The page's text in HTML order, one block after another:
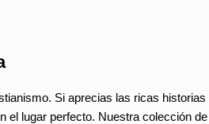
Si aprecias las ricas historias
el lugar perfecto. Nuestra colección